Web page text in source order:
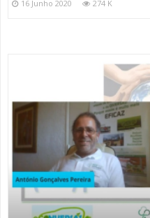
16 Junho 2020 274 K